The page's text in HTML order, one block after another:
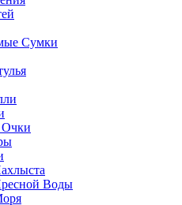
Сумки
Очки
Воды